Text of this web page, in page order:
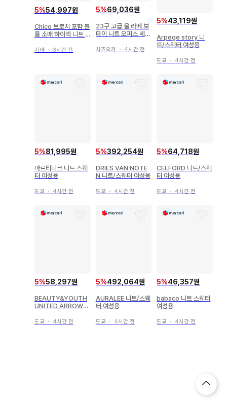
5%54,997원
Chico 브로치 포함 볼
륨 소매 하이넥 니트 P
지바 ・ 3시간 전
5%69,036원
23구 고급 울 라메 보
타이 니트 오피스 세레
시즈오카・ 4시간 전
5%43,119원
Arpege story 니
트/스웨터 여성용
도쿄 ・ 4시간 전
5%81,995원
마르티니크 니트 스웨
터 여성용
도쿄 ・ 4시간 전
5%392,254원
DRIES VAN NOTE
N 니트/스웨터 여성용
도쿄 ・ 4시간 전
5%64,718원
CELFORD 니트/스웨
터 여성용
도쿄 ・ 4시간 전
5%58,297원
BEAUTY&YOUTH
UNITED ARROWS
성용
도쿄 ・ 4시간 전
5%492,064원
AURALEE 니트/스웨
터 여성용
도쿄 ・ 4시간 전
5%46,357원
babaco 니트 스웨터
여성용
도쿄 ・ 4시간 전